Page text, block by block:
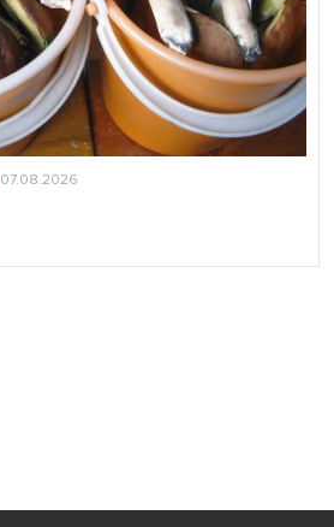
07.08.2026